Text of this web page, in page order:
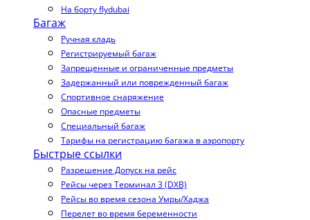
На борту flydubai
Багаж
Ручная кладь
Регистрируемый багаж
Запрещенные и ограниченные предметы
Задержанный или поврежденный багаж
Спортивное снаряжение
Опасные предметы
Специальный багаж
Тарифы на регистрацию багажа в аэропорту
Быстрые ссылки
Разрешение Допуск на рейс
Рейсы через Терминал 3 (DXB)
Рейсы во время сезона Умры/Хаджа
Перелет во время беременности